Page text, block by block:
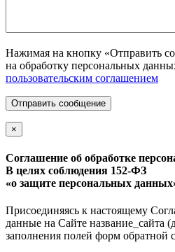
Нажимая на кнопку «Отправить
на обработку персональных
пользовательским соглашением
Отправить сообщение
×
Соглашение об обработке
В целях соблюдения 152-ФЗ
«о защите персональных
Присоединяясь к настоящему
данные на Сайте название_сайта
заполнения полей форм обратной